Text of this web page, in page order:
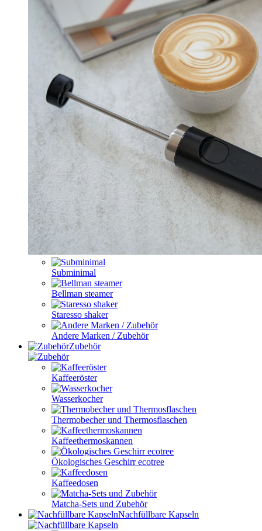
Subminimal
Bellman steamer
Staresso shaker
Andere Marken / Zubehör
Zubehör
Kaffeeröster
Wasserkocher
Thermobecher und Thermosflaschen
Kaffeethermoskannen
Ökologisches Geschirr ecotree
Kaffeedosen
Matcha-Sets und Zubehör
Nachfüllbare Kapseln